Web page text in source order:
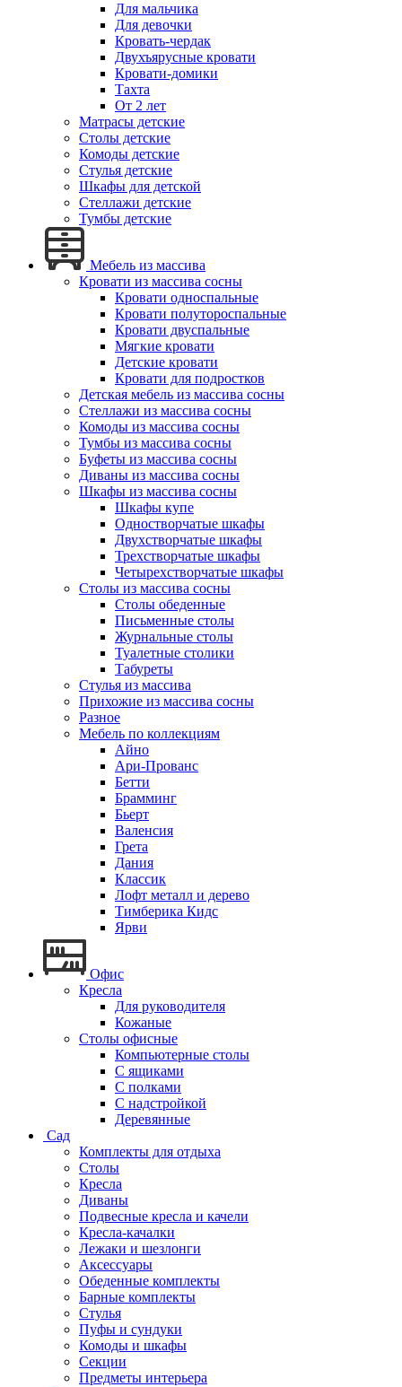
Для мальчика
Для девочки
Кровать-чердак
Двухъярусные кровати
Кровати-домики
Тахта
От 2 лет
Матрасы детские
Столы детские
Комоды детские
Стулья детские
Шкафы для детской
Стеллажи детские
Тумбы детские
Мебель из массива
Кровати из массива сосны
Кровати односпальные
Кровати полутороспальные
Кровати двуспальные
Мягкие кровати
Детские кровати
Кровати для подростков
Детская мебель из массива сосны
Стеллажи из массива сосны
Комоды из массива сосны
Тумбы из массива сосны
Буфеты из массива сосны
Диваны из массива сосны
Шкафы из массива сосны
Шкафы купе
Одностворчатые шкафы
Двухстворчатые шкафы
Трехстворчатые шкафы
Четырехстворчатые шкафы
Столы из массива сосны
Столы обеденные
Письменные столы
Журнальные столы
Туалетные столики
Табуреты
Стулья из массива
Прихожие из массива сосны
Разное
Мебель по коллекциям
Айно
Ари-Прованс
Бетти
Брамминг
Бьерт
Валенсия
Грета
Дания
Классик
Лофт металл и дерево
Тимберика Кидс
Ярви
Офис
Кресла
Для руководителя
Кожаные
Столы офисные
Компьютерные столы
С ящиками
С полками
С надстройкой
Деревянные
Сад
Комплекты для отдыха
Столы
Кресла
Диваны
Подвесные кресла и качели
Кресла-качалки
Лежаки и шезлонги
Аксессуары
Обеденные комплекты
Барные комплекты
Стулья
Пуфы и сундуки
Комоды и шкафы
Секции
Предметы интерьера